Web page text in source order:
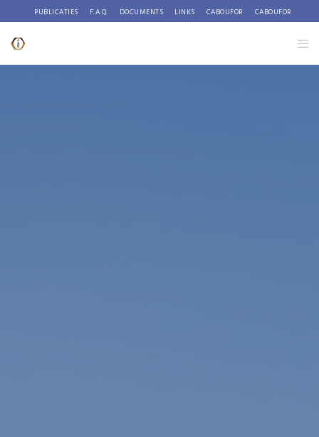
PUBLICATIES F.A.Q. DOCUMENTS LINKS CABOUFOR CABOUFOR